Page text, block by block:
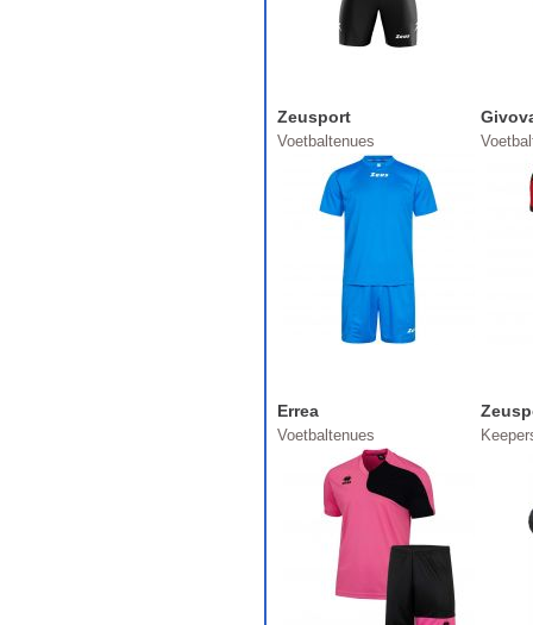
Zeusport
Voetbaltenues
Errea
Voetbaltenues